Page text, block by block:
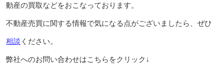
動産の買取などをおこなっております。
不動産売買に関する情報で気になる点がございましたら、ぜひ
相談 ください。
弊社へのお問い合わせはこちらをクリック↓